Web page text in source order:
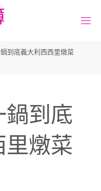
鍋到底義大利西西里燉菜
鍋到底
燉菜